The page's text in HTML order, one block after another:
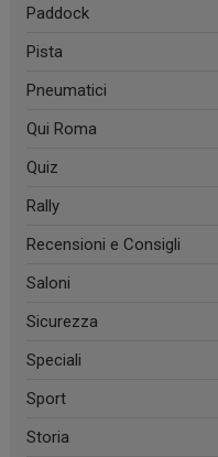
Paddock
Pista
Pneumatici
Qui Roma
Quiz
Rally
Recensioni e Consigli
Saloni
Sicurezza
Speciali
Sport
Storia